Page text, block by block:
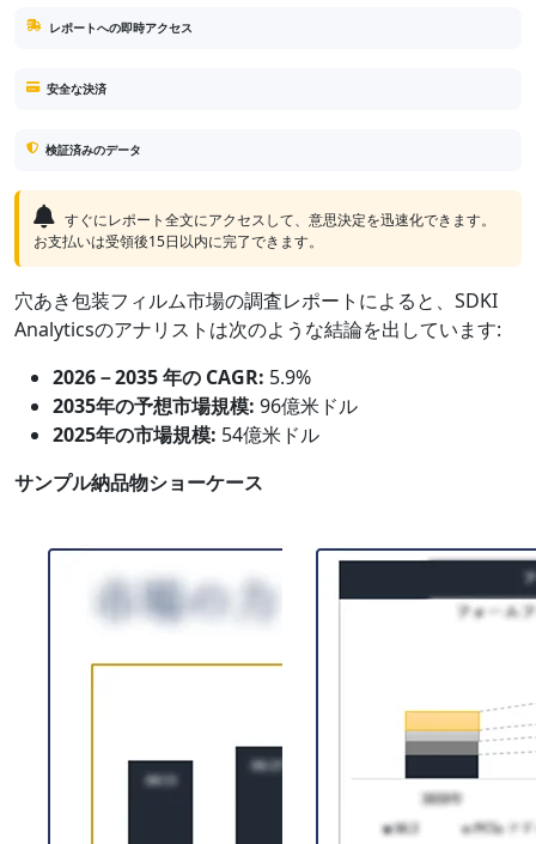
レポートへの即時アクセス
安全な決済
検証済みのデータ
すぐにレポート全文にアクセスして、意思決定を迅速化できます。
お支払いは受領後15日以内に完了できます。
穴あき包装フィルム市場の調査レポートによると、SDKI
Analyticsのアナリストは次のような結論を出しています:
2026－2035 年の CAGR: 5.9%
2035年の予想市場規模: 96億米ドル
2025年の市場規模: 54億米ドル
サンプル納品物ショーケース